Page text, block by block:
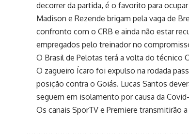
decorrer da partida, é o favorito para ocupar
Madison e Rezende brigam pela vaga de
confronto com o CRB e ainda não estar
empregados pelo treinador no
O Brasil de Pelotas terá a volta do técnico
O zagueiro Ícaro foi expulso na rodada
posição contra o Goiás. Lucas Santos
seguem em isolamento por causa da Covid-
Os canais SporTV e Premiere transmitirão